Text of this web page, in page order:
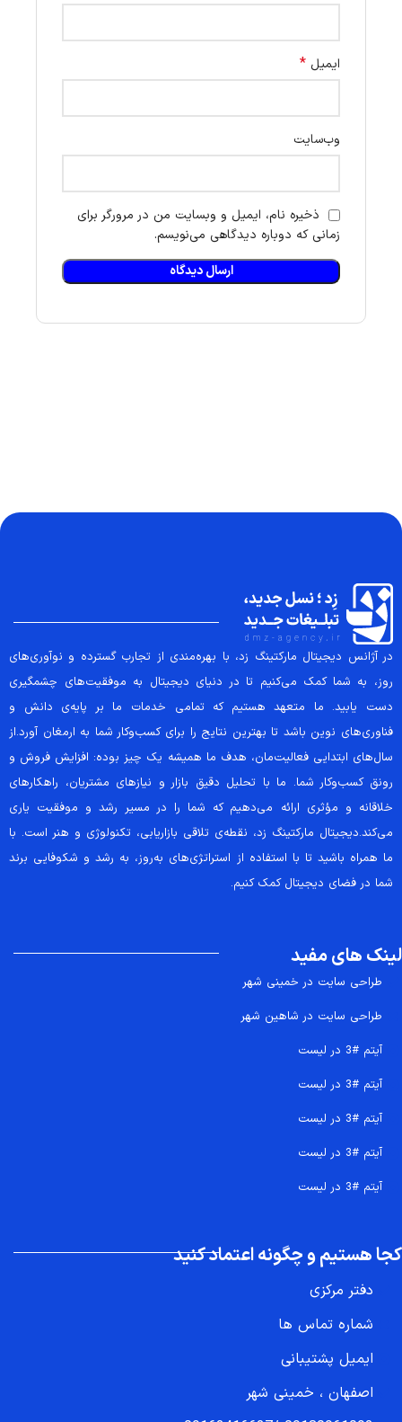
ایمیل *
وب‌سایت
ذخیره نام، ایمیل و وبسایت من در مرورگر برای
زمانی که دوباره دیدگاهی می‌نویسم.
در آژانس دیجیتال مارکتینگ زد، با بهره‌مندی از تجارب گسترده و نوآوری‌های
روز، به شما کمک می‌کنیم تا در دنیای دیجیتال به موفقیت‌های چشمگیری
دست یابید. ما متعهد هستیم که تمامی خدمات ما بر پایه‌ی دانش و
فناوری‌های نوین باشد تا بهترین نتایج را برای کسب‌وکار شما به ارمغان آورد.از
سال‌های ابتدایی فعالیت‌مان، هدف ما همیشه یک چیز بوده: افزایش فروش و
رونق کسب‌وکار شما. ما با تحلیل دقیق بازار و نیازهای مشتریان، راهکارهای
خلاقانه و مؤثری ارائه می‌دهیم که شما را در مسیر رشد و موفقیت یاری
می‌کند.دیجیتال مارکتینگ زد، نقطه‌ی تلاقی بازاریابی، تکنولوژی و هنر است. با
ما همراه باشید تا با استفاده از استراتژی‌های به‌روز، به رشد و شکوفایی برند
شما در فضای دیجیتال کمک کنیم.
لینک های مفید
طراحی سایت در خمینی شهر
طراحی سایت در شاهین شهر
آیتم #3 در لیست
آیتم #3 در لیست
آیتم #3 در لیست
آیتم #3 در لیست
آیتم #3 در لیست
کجا هستیم و چگونه اعتماد کنید
دفتر مرکزی
شماره تماس ها
ایمیل پشتیبانی
اصفهان ، خمینی شهر